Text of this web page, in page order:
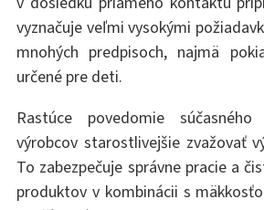
vyznačuje veľmi vysokými
mnohých predpisoch, najmä
určené pre deti.
Rastúce povedomie
výrobcov starostlivejšie zvažovať
To zabezpečuje správne pracie a
produktov v kombinácii s